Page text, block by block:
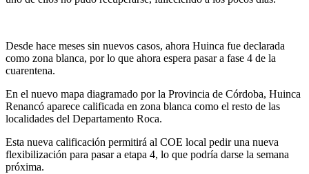
Desde hace meses sin nuevos casos, ahora Huinca fue declarada
como zona blanca, por lo que ahora espera pasar a fase 4 de la
cuarentena.
En el nuevo mapa diagramado por la Provincia de Córdoba, Huinca
Renancó aparece calificada en zona blanca como el resto de las
localidades del Departamento Roca.
Esta nueva calificación permitirá al COE local pedir una nueva
flexibilización para pasar a etapa 4, lo que podría darse la semana
próxima.